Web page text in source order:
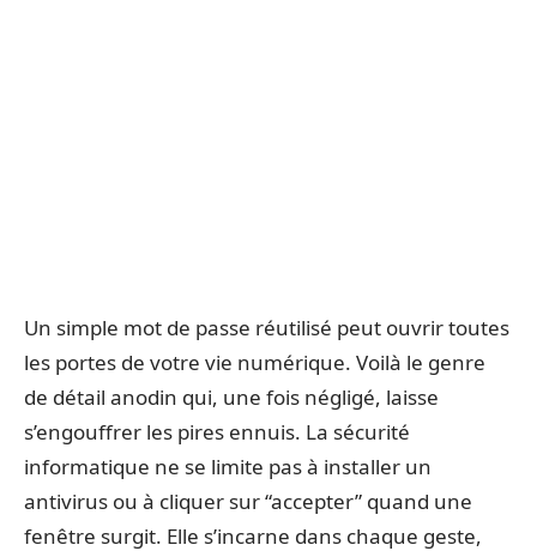
Un simple mot de passe réutilisé peut ouvrir toutes
les portes de votre vie numérique. Voilà le genre
de détail anodin qui, une fois négligé, laisse
s’engouffrer les pires ennuis. La sécurité
informatique ne se limite pas à installer un
antivirus ou à cliquer sur “accepter” quand une
fenêtre surgit. Elle s’incarne dans chaque geste,